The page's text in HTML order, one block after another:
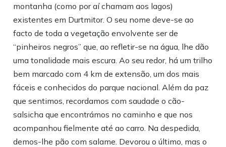
montanha (como por aí chamam aos lagos)
existentes em Durtmitor. O seu nome deve-se ao
facto de toda a vegetação envolvente ser de
“pinheiros negros” que, ao refletir-se na água, lhe dão
uma tonalidade mais escura. Ao seu redor, há um trilho
bem marcado com 4 km de extensão, um dos mais
fáceis e conhecidos do parque nacional. Além da paz
que sentimos, recordamos com saudade o cão-
salsicha que encontrámos no caminho e que nos
acompanhou fielmente até ao carro. Na despedida,
demos-lhe pão com salame. Devorou o último, mas o